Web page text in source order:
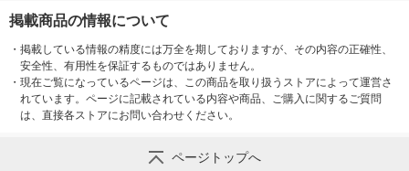
掲載商品の情報について
・ 掲載している情報の精度には万全を期しておりますが、その内容の正確性、
安全性、有用性を保証するものではありません。
・ 現在ご覧になっているページは、この商品を取り扱うストアによって運営さ
れています。ページに記載されている内容や商品、ご購入に関するご質問
は、直接各ストアにお問い合わせください。
ページトップへ